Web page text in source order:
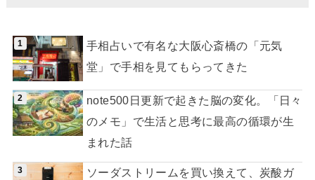
手相占いで有名な大阪心斎橋の「元気
堂」で手相を見てもらってきた
note500日更新で起きた脳の変化。「日々
のメモ」で生活と思考に最高の循環が生
まれた話
ソーダストリームを買い換えて、炭酸ガ